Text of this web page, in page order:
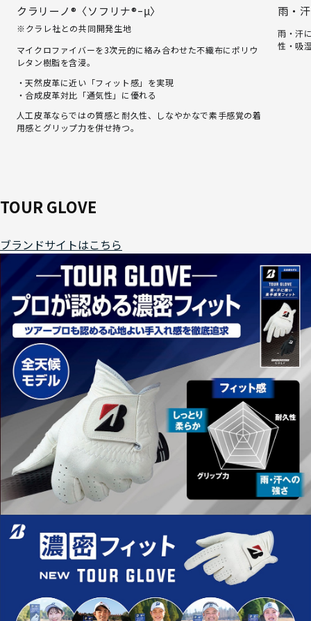
クラリーノ®〈ソフリナ®ｰμ〉
※クラレ社との共同開発生地
マイクロファイバーを3次元的に絡み合わせた不織布にポリウ
レタン樹脂を含浸。
・天然皮革に近い「フィット感」を実現
・合成皮革対比「通気性」に優れる
人工皮革ならではの質感と耐久性、しなやかなで素手感覚の着
用感とグリップ力を併せ持つ。
雨・
雨・汗
性・吸
TOUR GLOVE
ブランドサイトはこちら